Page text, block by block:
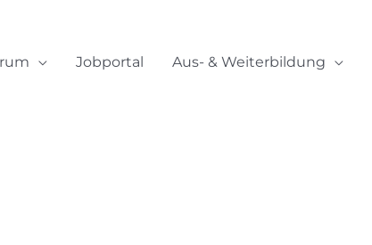
Jobportal Aus- & Weiterbildung